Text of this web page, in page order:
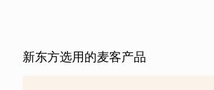
新东方选用的麦客产品